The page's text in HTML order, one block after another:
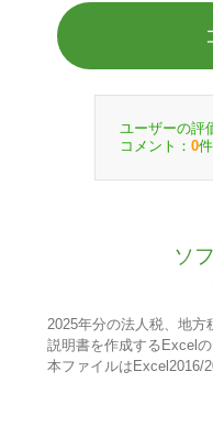
ユーザーの評
コメント： 0件
ソ
2025年分の法人税、地方
説明書を作成するExcelの
本ファイルはExcel2016/